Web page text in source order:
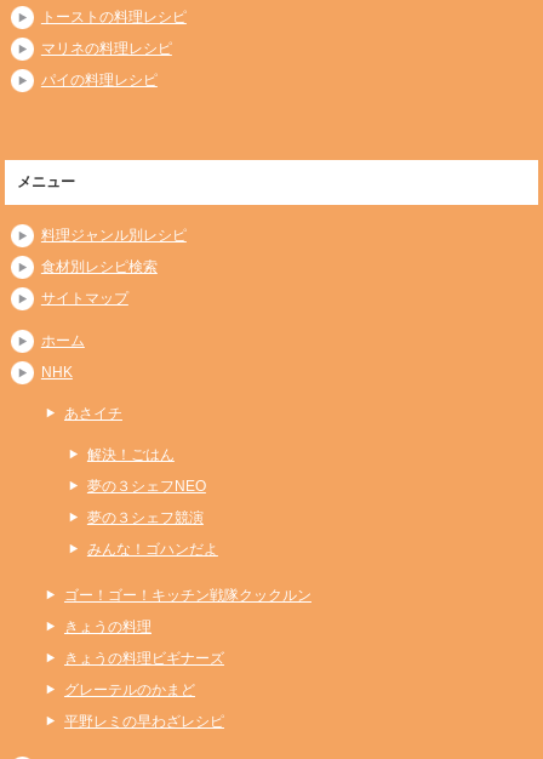
トーストの料理レシピ
マリネの料理レシピ
パイの料理レシピ
メニュー
料理ジャンル別レシピ
食材別レシピ検索
サイトマップ
ホーム
NHK
あさイチ
解決！ごはん
夢の３シェフNEO
夢の３シェフ競演
みんな！ゴハンだよ
ゴー！ゴー！キッチン戦隊クックルン
きょうの料理
きょうの料理ビギナーズ
グレーテルのかまど
平野レミの早わざレシピ